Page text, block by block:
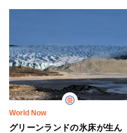
World Now
グリーンランドの氷床が生ん